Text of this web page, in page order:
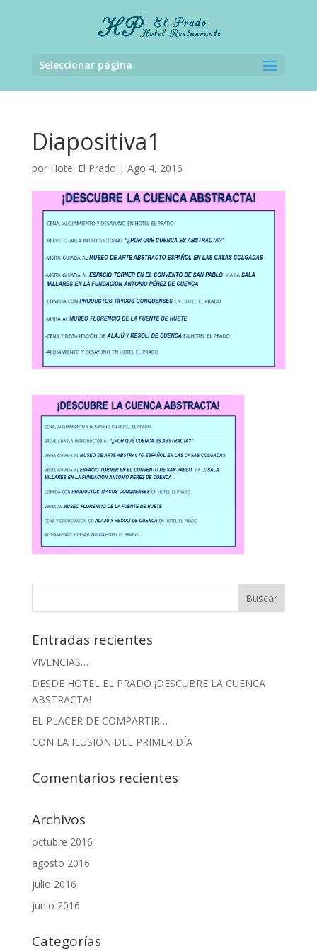
Seleccionar página
Diapositiva1
por Hotel El Prado | Ago 4, 2016
Entradas recientes
VIVENCIAS…
DESDE HOTEL EL PRADO ¡DESCUBRE LA CUENCA
ABSTRACTA!
EL PLACER DE COMPARTIR…
CON LA ILUSIÓN DEL PRIMER DÍA
Comentarios recientes
Archivos
octubre 2016
agosto 2016
julio 2016
junio 2016
Categorías